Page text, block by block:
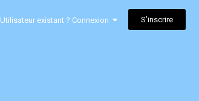
Utilisateur existant ? Connexion S’inscrire